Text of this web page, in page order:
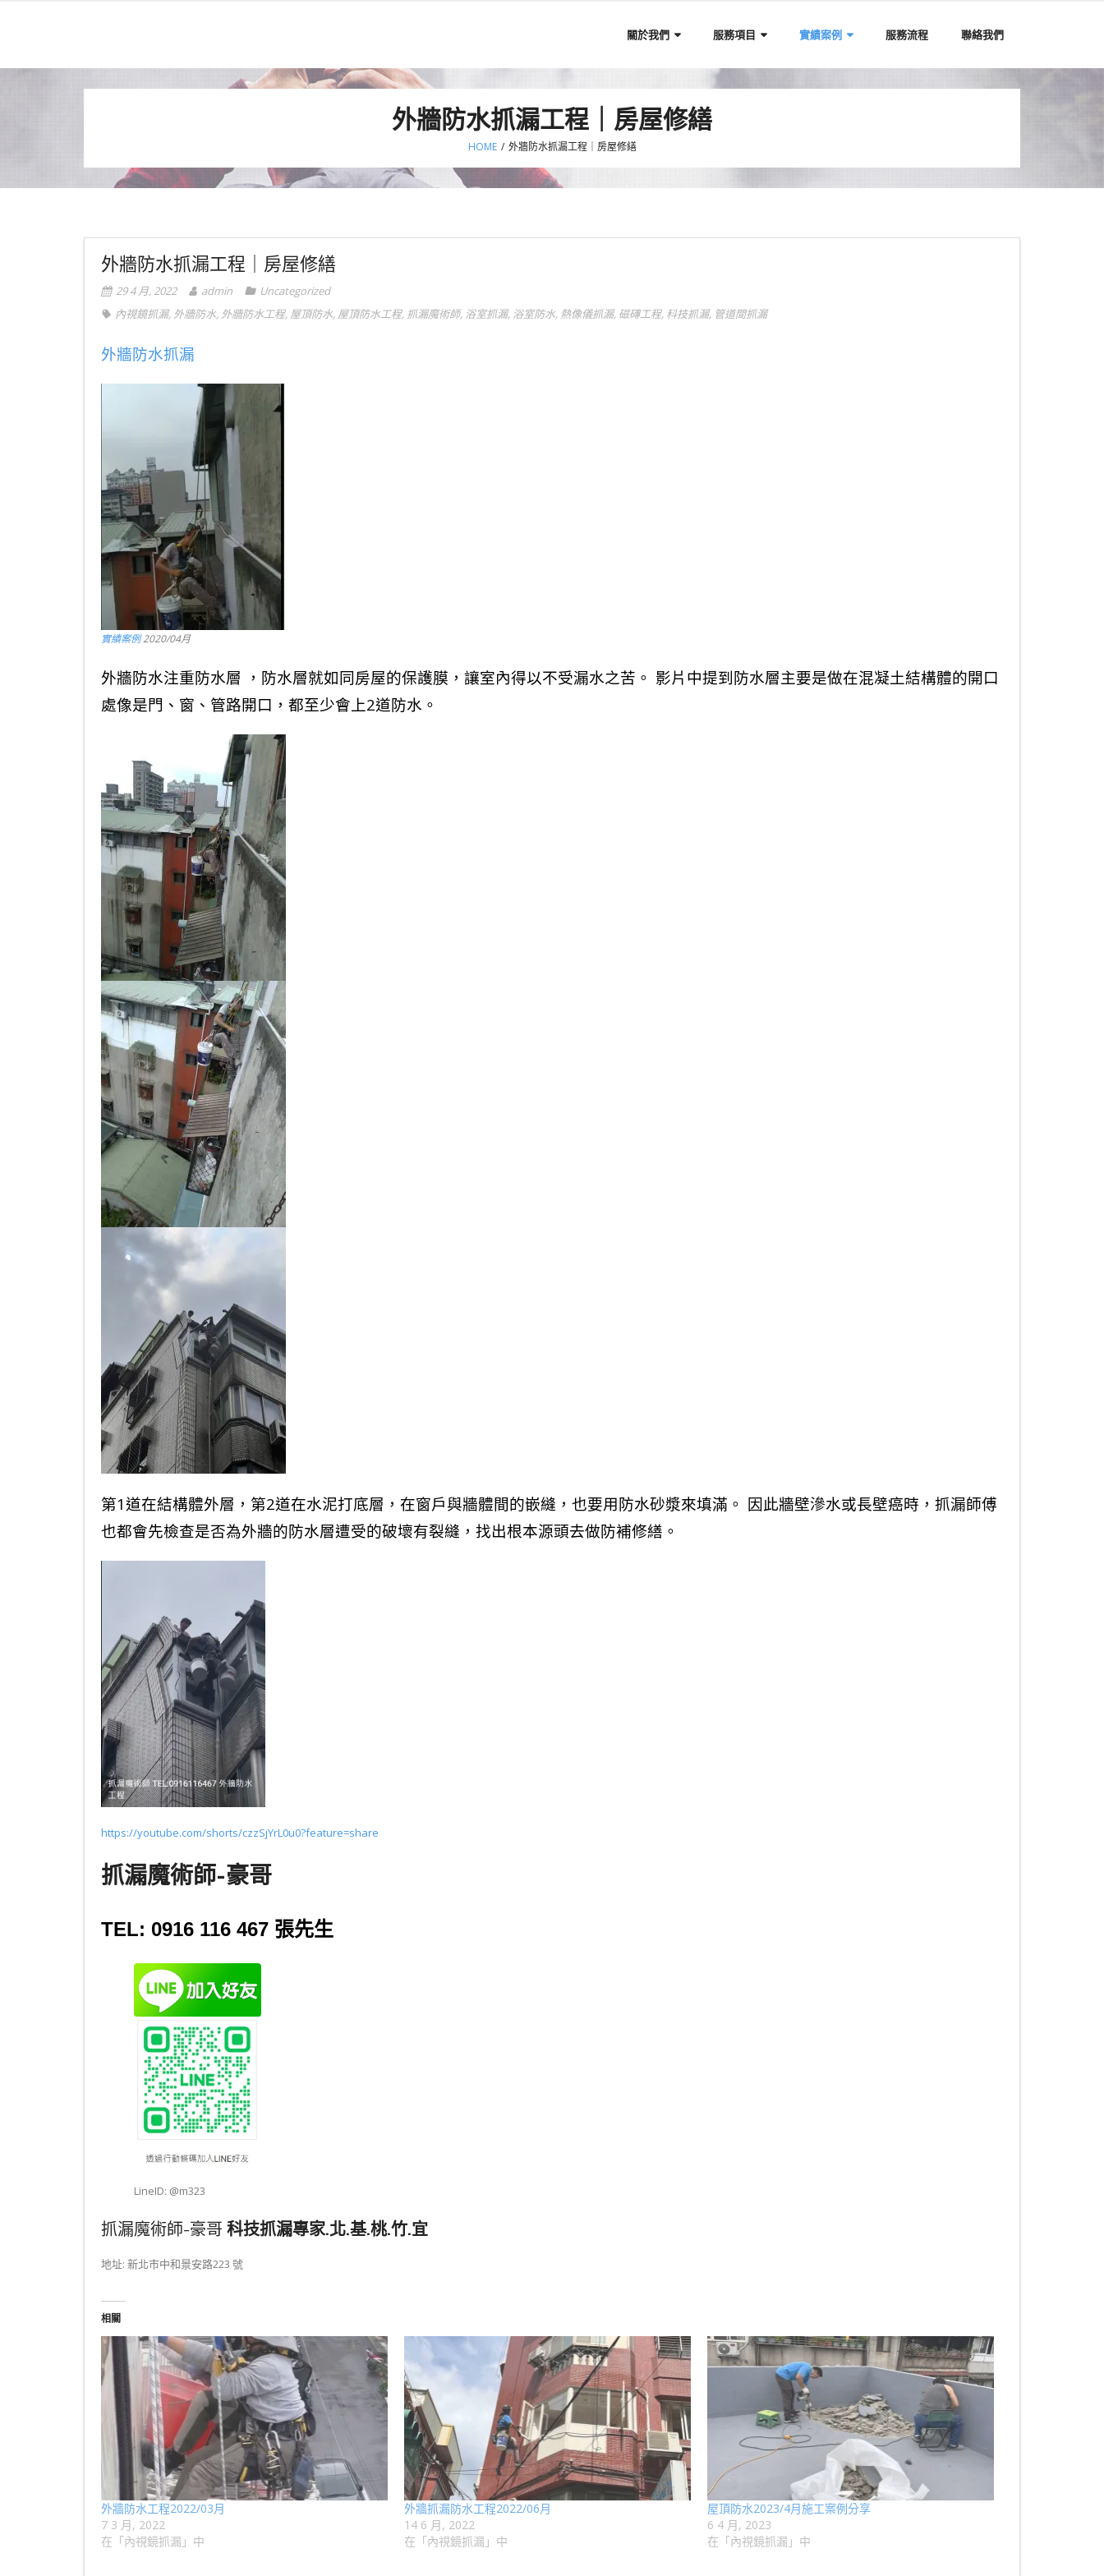
關於我們 服務項目 實績案例 服務流程 聯絡我們
外牆防水抓漏工程｜房屋修繕
HOME / 外牆防水抓漏工程｜房屋修繕
外牆防水抓漏工程｜房屋修繕
29 4 月, 2022 admin
Uncategorized
內視鏡抓漏, 外牆防水, 外牆防水工程, 屋頂防水, 屋頂防水工程, 抓漏魔術師, 浴室抓漏, 浴室防水, 熱像儀抓漏, 磁磚工程, 科技抓漏, 管道間抓漏
外牆防水抓漏
實績案例2020/04月
外牆防水注重防水層 ，防水層就如同房屋的保護膜，讓室內得以不受漏水之苦。 影片中提到防水層主要是做在混凝土結構體的開口
處像是門、窗、管路開口，都至少會上2道防水。
第1道在結構體外層，第2道在水泥打底層，在窗戶與牆體間的嵌縫，也要用防水砂漿來填滿。 因此牆壁滲水或長壁癌時，抓漏師傅
也都會先檢查是否為外牆的防水層遭受的破壞有裂縫，找出根本源頭去做防補修繕。
https://youtube.com/shorts/czzSjYrL0u0?feature=share
抓漏魔術師-豪哥
TEL: 0916 116 467 張先生
LineID: @m323
抓漏魔術師-豪哥 科技抓漏專家.北.基.桃.竹.宜
地址: 新北市中和景安路223 號
相關
外牆防水工程2022/03月
7 3 月, 2022
在「內視鏡抓漏」中
外牆抓漏防水工程2022/06月
14 6 月, 2022
在「內視鏡抓漏」中
屋頂防水2023/4月施工案例分享
6 4 月, 2023
在「內視鏡抓漏」中